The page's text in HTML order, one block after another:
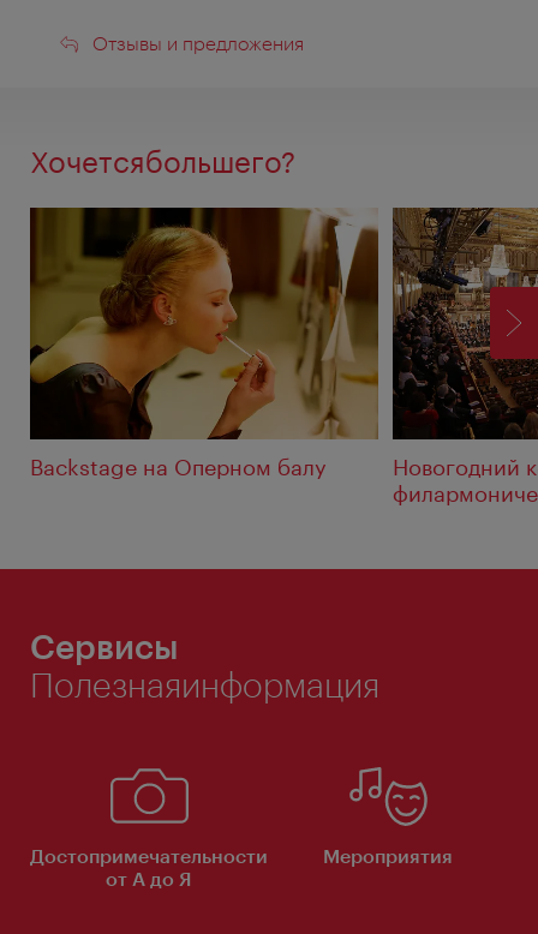
Отзывы
Отзывы и предложения
Хочетсябольшего?
Backstage на Оперном балу
Новогодний
Сервисы
Полезнаяинформация
Достопримечательности
от А до Я
Мероприятия